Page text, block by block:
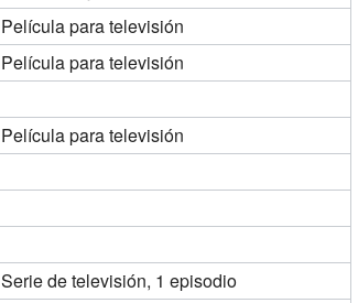
Película para televisión
Película para televisión
Película para televisión
Serie de televisión, 1 episodio